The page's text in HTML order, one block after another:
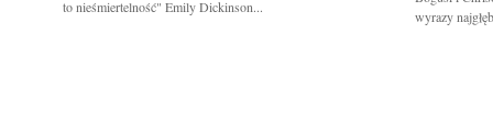
to nieśmiertelność" Emily Dickinson...
wyrazy